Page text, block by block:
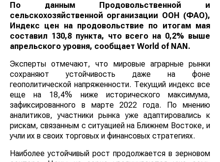
По данным Продовольственной и
сельскохозяйственной организации ООН (ФАО),
Индекс цен на продовольствие по итогам мая
составил 130,8 пункта, что всего на 0,2% выше
апрельского уровня, сообщает World of NAN .
Эксперты отмечают, что мировые аграрные рынки
сохраняют устойчивость даже на фоне
геополитической напряженности. Текущий индекс все
еще на 18,4% ниже исторического максимума,
зафиксированного в марте 2022 года. По мнению
аналитиков, участники рынка уже адаптировались к
рискам, связанным с ситуацией на Ближнем Востоке, и
учли их в своих торговых и финансовых стратегиях.
Наиболее устойчивый рост продолжается в зерновом